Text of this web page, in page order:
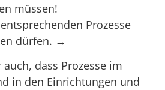
müssen!
Prozesse
dürfen. →
dass Prozesse im
in den Einrichtungen und